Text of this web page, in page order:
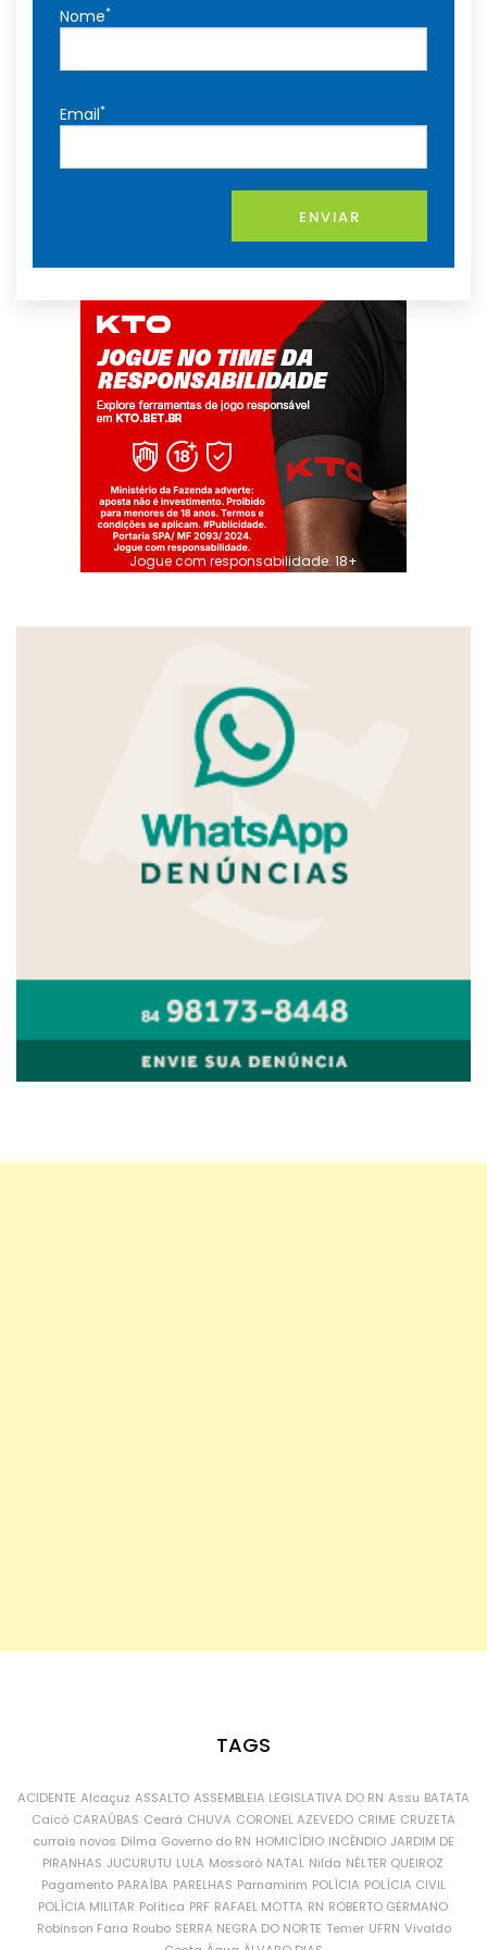
Nome*
Email*
ENVIAR
Jogue com responsabilidade. 18+
TAGS
ACIDENTE Alcaçuz ASSALTO ASSEMBLEIA LEGISLATIVA DO RN Assu BATATA
Caicó CARAÚBAS Ceará CHUVA CORONEL AZEVEDO CRIME CRUZETA
currais novos Dilma Governo do RN HOMICÍDIO INCÊNDIO JARDIM DE
PIRANHAS JUCURUTU LULA Mossoró NATAL Nilda NÉLTER QUEIROZ
Pagamento PARAÍBA PARELHAS Parnamirim POLÍCIA POLÍCIA CIVIL
POLÍCIA MILITAR Política PRF RAFAEL MOTTA RN ROBERTO GERMANO
Robinson Faria Roubo SERRA NEGRA DO NORTE Temer UFRN Vivaldo